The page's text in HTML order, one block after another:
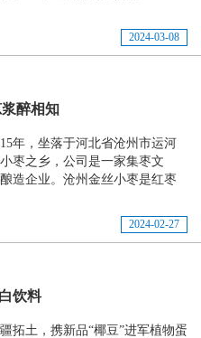
2024-03-08
醉相知
年，坐落于河北省沧州市运河
枣之乡，公司是一家集枣文
造企业。沧州金丝小枣是红枣
2024-02-27
饮料
拓土，携新品“椰豆”进军植物蛋